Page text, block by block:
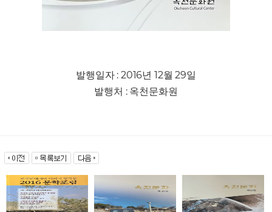
발행일자 : 2016년 12월 29일
발행처 : 옥천문화원